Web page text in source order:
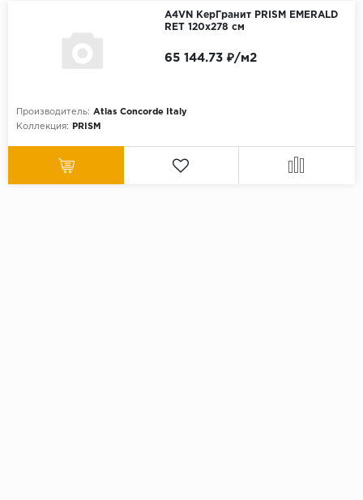
A4VN КерГранит PRISM EMERALD
RET 120x278 см
Производитель: Atlas Concorde Italy
Коллекция:
PRISM
65 144.73 ₽/м2